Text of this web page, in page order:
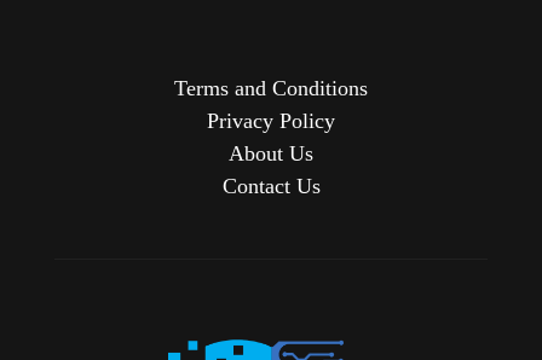
Terms and Conditions
Privacy Policy
About Us
Contact Us